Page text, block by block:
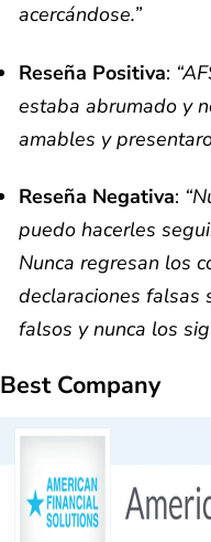
acercándose.”
Reseña Positiva:
estaba abrumado y
amables y
Reseña Negativa:
puedo hacerles
Nunca regresan los
declaraciones falsas
falsos y nunca los
Best Company